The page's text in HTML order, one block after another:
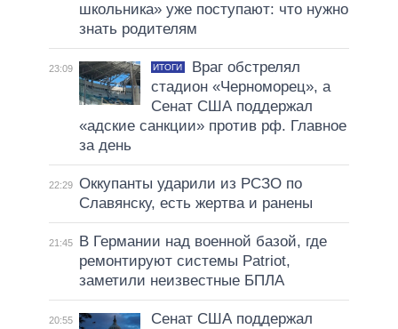
школьника» уже поступают: что нужно
знать родителям
23:09 ИТОГИ
Враг обстрелял
стадион «Черноморец», а
Сенат США поддержал
«адские санкции» против рф. Главное
за день
22:29 Оккупанты ударили из РСЗО по
Славянску, есть жертва и ранены
21:45
В Германии над военной базой, где
ремонтируют системы Patriot,
заметили неизвестные БПЛА
20:55
Сенат США поддержал